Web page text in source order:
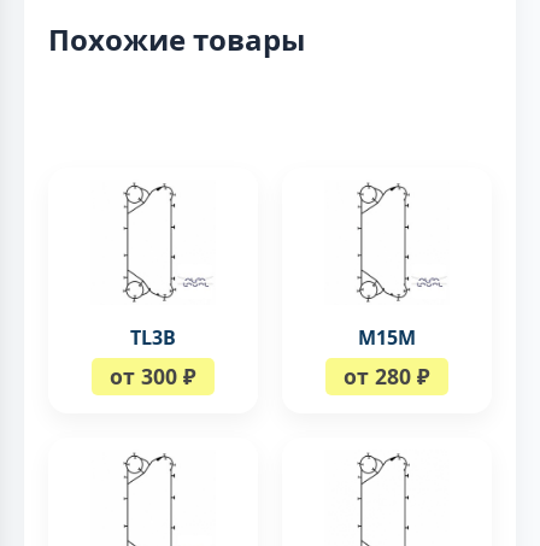
Похожие товары
TL3B
от 300 ₽
М15М
от 280 ₽